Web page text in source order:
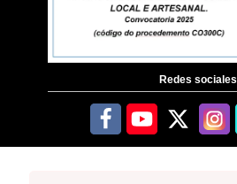
Redes sociales